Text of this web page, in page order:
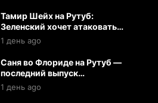
Тамир Шейх на Рутуб:
Зеленский хочет атаковать
Литву.
1 день ago
Саня во Флориде на Рутуб —
последний выпуск
(06.08.2026)
1 день ago